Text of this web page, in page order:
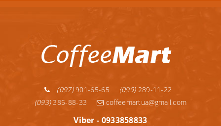
(097)901-65-65 (099)289-11-22
(093)385-88-33 coffeemartua@gmail.com
Viber - 0933858833